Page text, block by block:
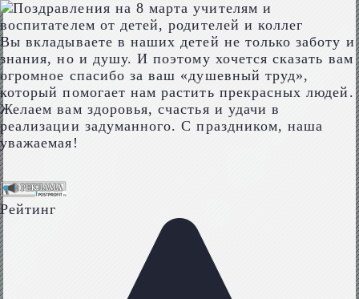
Вы вкладываете в наших детей не только заботу и
знания, но и душу. И поэтому хочется сказать вам
огромное спасибо за ваш «душевный труд»,
который помогает нам растить прекрасных людей.
Желаем вам здоровья, счастья и удачи в
реализации задуманного. С праздником, наша
уважаемая!
Рейтинг